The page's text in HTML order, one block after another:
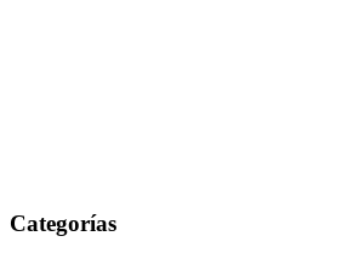
Categorías